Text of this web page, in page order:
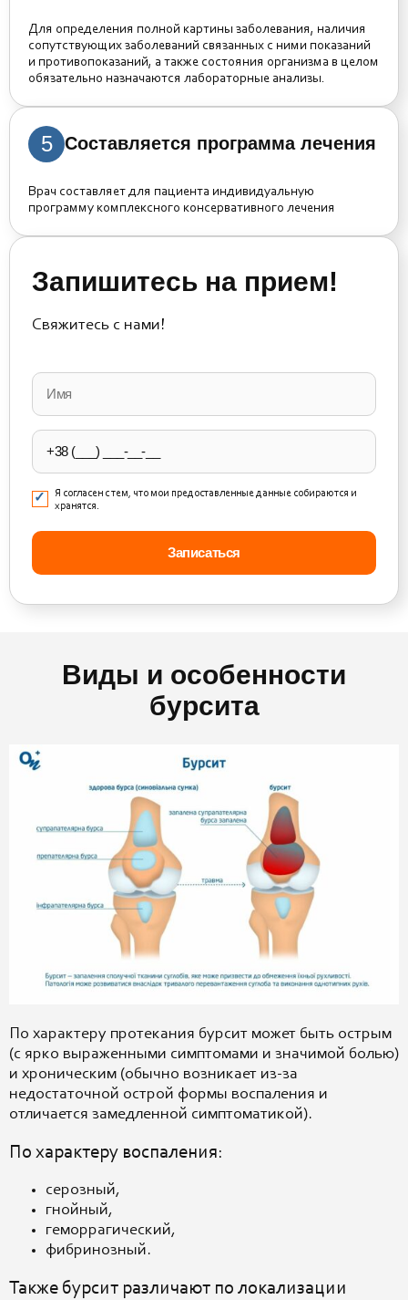
Для определения полной картины заболевания, наличия
сопутствующих заболеваний связанных с ними показаний
и противопоказаний, а также состояния организма в целом
обязательно назначаются лабораторные анализы.
5 Составляется программа лечения
Врач составляет для пациента индивидуальную
программу комплексного консервативного лечения
Запишитесь на прием!
Свяжитесь с нами!
leave
this
field
empty.
Я согласен с тем, что мои предоставленные данные собираются и
хранятся.
Виды и особенности
бурсита
По характеру протекания бурсит может быть острым
(с ярко выраженными симптомами и значимой болью)
и хроническим (обычно возникает из-за
недостаточной острой формы воспаления и
отличается замедленной симптоматикой).
По характеру воспаления:
серозный,
гнойный,
геморрагический,
фибринозный.
Также бурсит различают по локализации